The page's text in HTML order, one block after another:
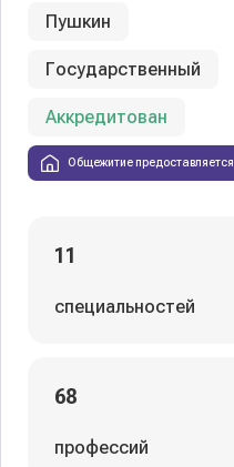
Пушкин
Государственный
Аккредитован
Общежитие предоставляется
11
специальностей
68
профессий